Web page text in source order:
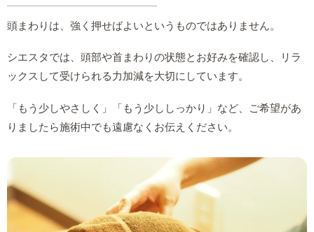
頭まわりは、強く押せばよいというものではありません。
シエスタでは、頭部や首まわりの状態とお好みを確認し、リラ
ックスして受けられる力加減を大切にしています。
「もう少しやさしく」「もう少ししっかり」など、ご希望があ
りましたら施術中でも遠慮なくお伝えください。